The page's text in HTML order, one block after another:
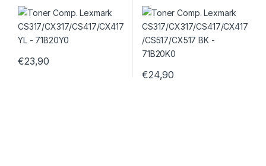
YL – 71B20Y0
€23,90
CS517/CX517 BK – 71B20K0
€24,90